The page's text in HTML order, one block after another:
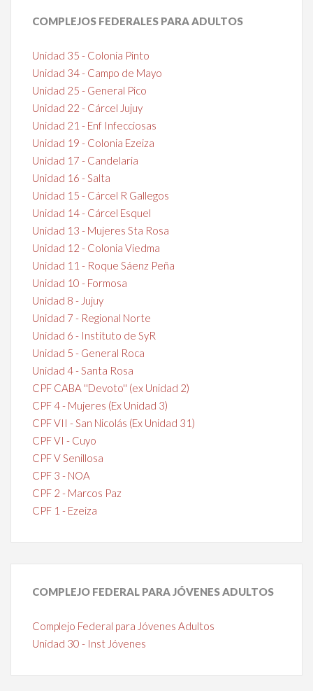
COMPLEJOS FEDERALES PARA ADULTOS
Unidad 35 - Colonia Pinto
Unidad 34 - Campo de Mayo
Unidad 25 - General Pico
Unidad 22 - Cárcel Jujuy
Unidad 21 - Enf Infecciosas
Unidad 19 - Colonia Ezeiza
Unidad 17 - Candelaria
Unidad 16 - Salta
Unidad 15 - Cárcel R Gallegos
Unidad 14 - Cárcel Esquel
Unidad 13 - Mujeres Sta Rosa
Unidad 12 - Colonia Viedma
Unidad 11 - Roque Sáenz Peña
Unidad 10 - Formosa
Unidad 8 - Jujuy
Unidad 7 - Regional Norte
Unidad 6 - Instituto de SyR
Unidad 5 - General Roca
Unidad 4 - Santa Rosa
CPF CABA ''Devoto'' (ex Unidad 2)
CPF 4 - Mujeres (Ex Unidad 3)
CPF VII - San Nicolás (Ex Unidad 31)
CPF VI - Cuyo
CPF V Senillosa
CPF 3 - NOA
CPF 2 - Marcos Paz
CPF 1 - Ezeiza
COMPLEJO FEDERAL PARA JÓVENES ADULTOS
Complejo Federal para Jóvenes Adultos
Unidad 30 - Inst Jóvenes